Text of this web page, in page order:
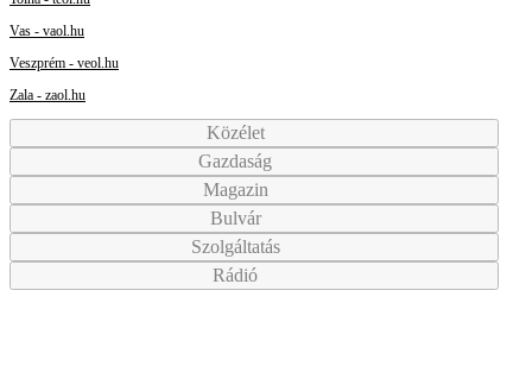
Vas - vaol.hu
Veszprém - veol.hu
Zala - zaol.hu
Közélet
Gazdaság
Magazin
Bulvár
Szolgáltatás
Rádió